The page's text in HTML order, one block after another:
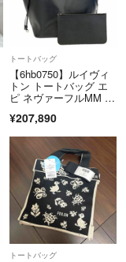
トートバッグ
【6hb0750】ルイヴィ
トン トートバッグ エ
ピ ネヴァーフルMM M
古】レディース
¥207,890
トートバッグ